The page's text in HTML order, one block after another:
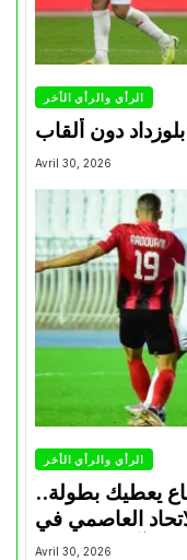
الرأي والرأي الأخر
دون ألقاب
Avril 30, 2026
الرأي والرأي الأخر
يعطيك بطولة..
العاصمي في
آخر السنوات
Avril 30, 2026